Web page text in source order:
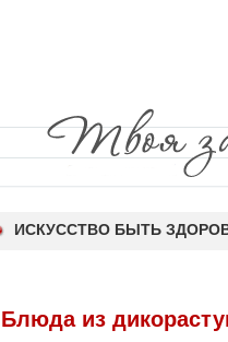
ИСКУССТВО БЫТЬ
Блюда из